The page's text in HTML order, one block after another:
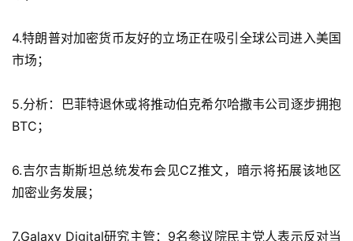
电
子
包
银
行
4.特朗普对加密货币友好的立场正在吸引全球公司进入美国
市场；
5.分析：巴菲特退休或将推动伯克希尔哈撒韦公司逐步拥抱
BTC；
6.吉尔吉斯斯坦总统发布会见CZ推文，暗示将拓展该地区
加密业务发展；
7.Galaxy Digital研究主管：9名参议院民主党人表示反对当